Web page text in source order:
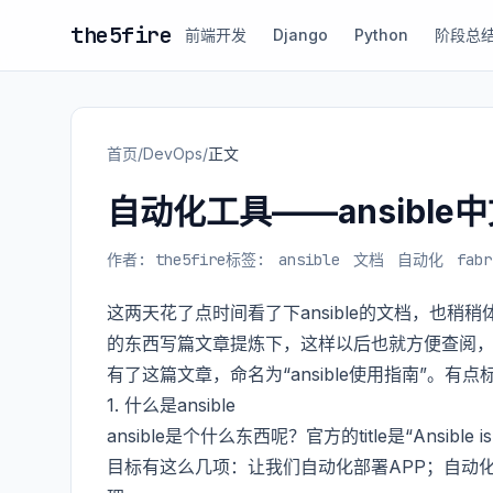
the5fire 前端开发 Django Python 阶段总
首页/DevOps/正文
自动化工具——ansible中
作者: the5fire标签: ansible 文档 自动化
这两天花了点时间看了下ansible的文档，也稍
的东西写篇文章提炼下，这样以后也就方便查阅
有了这篇文章，命名为“ansible使用指南”。有点
1. 什么是ansible
ansible是个什么东西呢？官方的title是
目标有这么几项：让我们自动化部署APP；自动